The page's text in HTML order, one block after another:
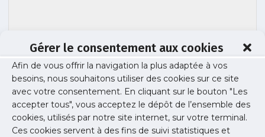
Gérer le consentement aux cookies
Afin de vous offrir la navigation la plus adaptée à vos
besoins, nous souhaitons utiliser des cookies sur ce site
avec votre consentement. En cliquant sur le bouton "Les
accepter tous", vous acceptez le dépôt de l’ensemble des
cookies, utilisés par notre site internet, sur votre terminal.
Ces cookies servent à des fins de suivi statistiques et
Soirée libérale gyneco med – vf
Publié le : 10 décembre 2021